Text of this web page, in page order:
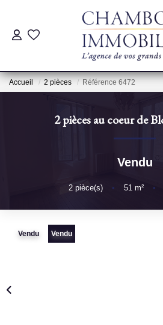
ACHAT
Pré-Estimation
Accueil 2 pièces Référence 6472
2 pièces au coeur de
Vendu
2 pièce(s) • 51 m² •
Vendu Vendu